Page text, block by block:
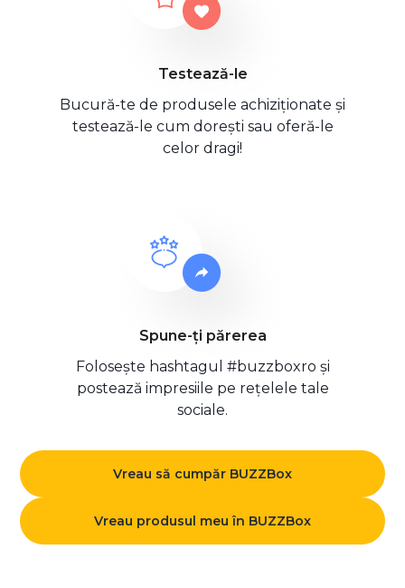
Testează-le
Bucură-te de produsele achiziționate și
testează-le cum dorești sau oferă-le
celor dragi!
Spune-ți părerea
Folosește hashtagul #buzzboxro și
postează impresiile pe rețelele tale
sociale.
Vreau să cumpăr BUZZBox
Vreau produsul meu în BUZZBox